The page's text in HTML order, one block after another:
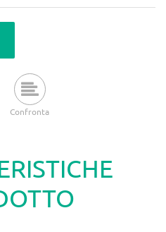
Confronta